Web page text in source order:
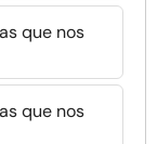
que nos
que nos